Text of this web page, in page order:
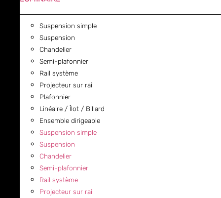
Suspension simple
Suspension
Chandelier
Semi-plafonnier
Rail système
Projecteur sur rail
Plafonnier
Linéaire / Îlot / Billard
Ensemble dirigeable
Suspension simple
Suspension
Chandelier
Semi-plafonnier
Rail système
Projecteur sur rail